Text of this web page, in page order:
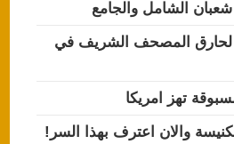
الشامل والجامع
لحارق المصحف الشريف في
تهز امريكا